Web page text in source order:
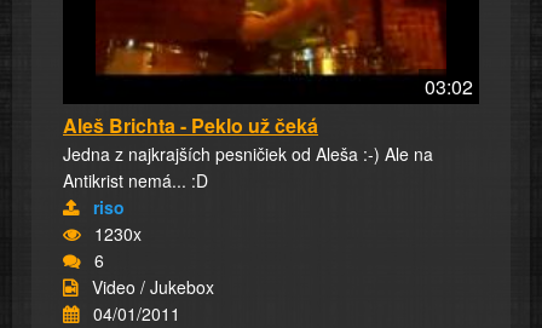
03:02
Aleš Brichta - Peklo už čeká
Jedna z najkrajších pesničiek od Aleša :-) Ale na
Antikrist nemá... :D
riso
1230x
6
Video / Jukebox
04/01/2011